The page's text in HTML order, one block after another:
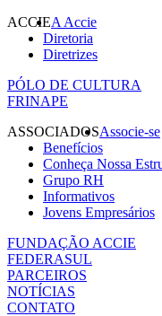
ACCIEA Accie
Diretoria
Diretrizes
PÓLO DE CULTURA
FRINAPE
ASSOCIADOSAssocie-se
Benefícios
Conheça Nossa
Grupo RH
Informativos
Jovens Empresários
FUNDAÇÃO ACCIE
FEDERASUL
PARCEIROS
NOTÍCIAS
CONTATO